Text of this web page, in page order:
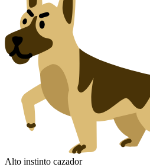
Alto instinto cazador